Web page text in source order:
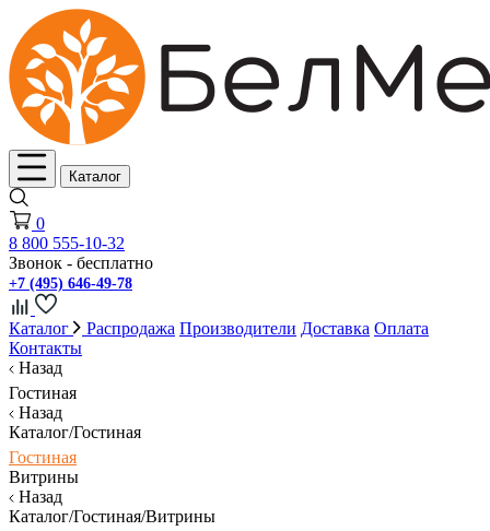
Каталог
0
8 800 555-10-32
Звонок - бесплатно
+7 (495) 646-49-78
Каталог Распродажа Производители Доставка Оплата
Контакты
Назад
Гостиная
Назад
Каталог/Гостиная
Гостиная
Витрины
Назад
Каталог/Гостиная/Витрины